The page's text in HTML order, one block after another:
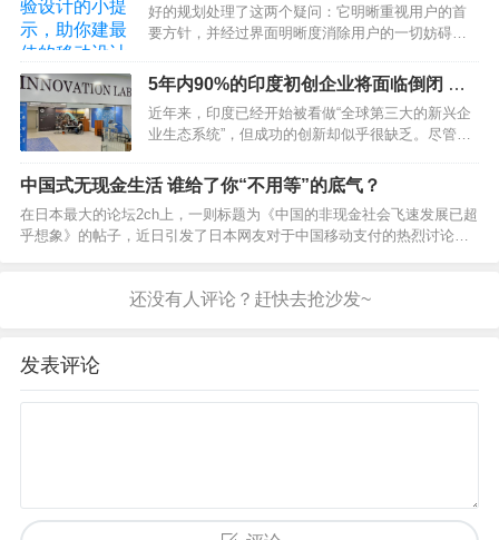
资人的角度…
的移动设计
好的规划处理了这两个疑问：它明晰重视用户的首
要方针，并经过界面明晰度消除用户的一切妨碍。
强制注册也许致使超过85%的用户放弃商品。鄙人
面的示例中，Soundcloud请求用户登录才能拜访运
用的内容…
5年内90%的印度初创企业将面临倒闭 原
因是缺乏创新
近年来，印度已经开始被看做“全球第三大的新兴企
业生态系统”，但成功的创新却似乎很缺乏。尽管印
升，但最近由IBM商业价值研究院（IBV）与牛津经
济学研究所（Oxford Economics）联合发布…
中国式无现金生活 谁给了你“不用等”的底气？
在日本最大的论坛2ch上，一则标题为《中国的非现金社会飞速发展已超
乎想象》的帖子，近日引发了日本网友对于中国移动支付的热烈讨论。
发表评论